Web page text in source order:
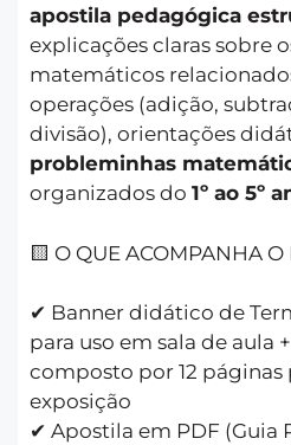
apostila pedagógica
explicações claras sobre
matemáticos
operações (adição,
divisão), orientações
probleminhas
organizados do 1º ao 5º
🟨 O QUE ACOMPANHA O
✔ Banner didático de
para uso em sala de aula
composto por 12
exposição
✔ Apostila em PDF (Guia